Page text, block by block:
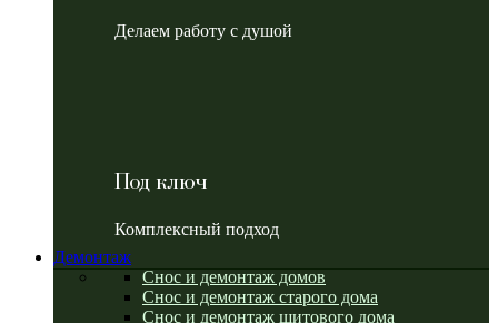
Делаем работу с душой
Под ключ
Комплексный подход
Демонтаж
Снос и демонтаж домов
Снос и демонтаж старого дома
Снос и демонтаж щитового дома